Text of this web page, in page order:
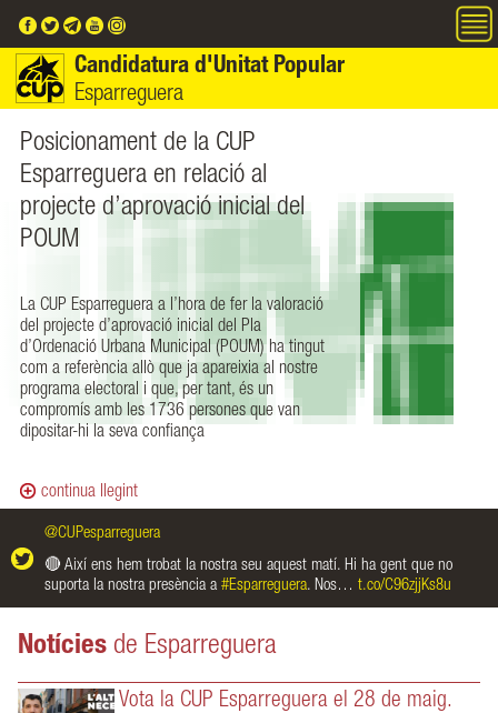
Candidatura d'Unitat Popular
Esparreguera
Posicionament de la CUP
Esparreguera en relació al
projecte d’aprovació inicial del
POUM
La CUP Esparreguera a l’hora de fer la valoració
del projecte d’aprovació inicial del Pla
d’Ordenació Urbana Municipal (POUM) ha tingut
com a referència allò que ja apareixia al nostre
programa electoral i que, per tant, és un
compromís amb les 1736 persones que van
dipositar-hi la seva confiança
continua llegint
Vota la CUP Esparreguera el 28
de maig. Som l'Alternativa
necessària!
municipals del pròxim 28 de maig amb el
convenciment que som la candidatura que
Esparreguera necessita.
continua llegint
@CUPesparreguera
ens hem trobat la nostra seu aquest matí. Hi ha gent que no
la nostra presència a#Esparreguera. Nos…t.co/C96zjjKs8u
El Sergi és
perquè
Notícies de Esparreguera
Vota la CUP Esparreguera el 28 de maig.